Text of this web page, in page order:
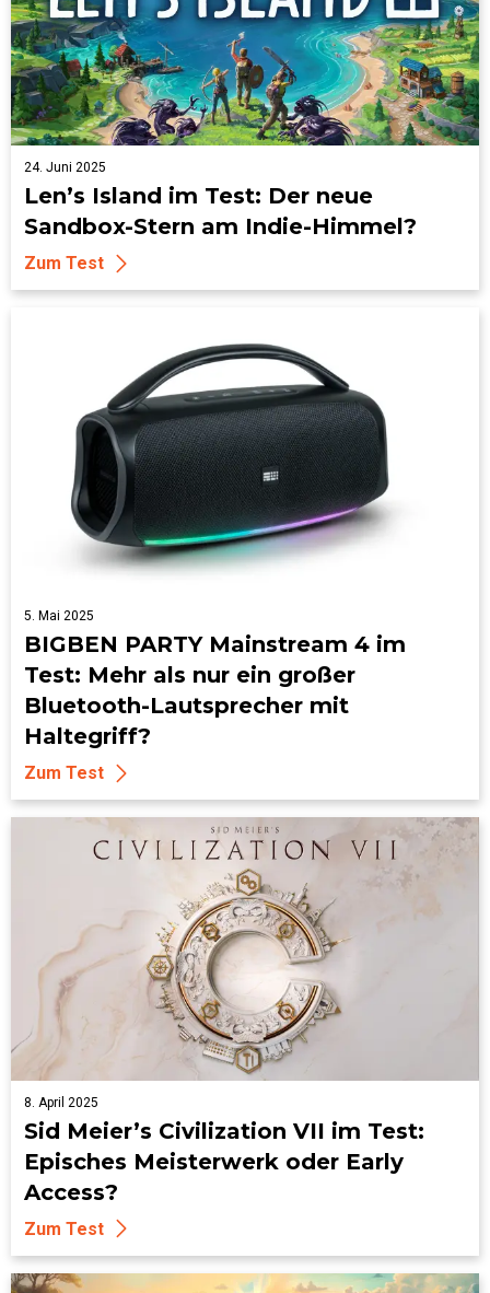
24. Juni 2025
Len’s Island im Test: Der neue
Sandbox-Stern am Indie-Himmel?
Zum Test
5. Mai 2025
BIGBEN PARTY Mainstream 4 im
Test: Mehr als nur ein großer
Bluetooth-Lautsprecher mit
Haltegriff?
Zum Test
8. April 2025
Sid Meier’s Civilization VII im Test:
Episches Meisterwerk oder Early
Access?
Zum Test